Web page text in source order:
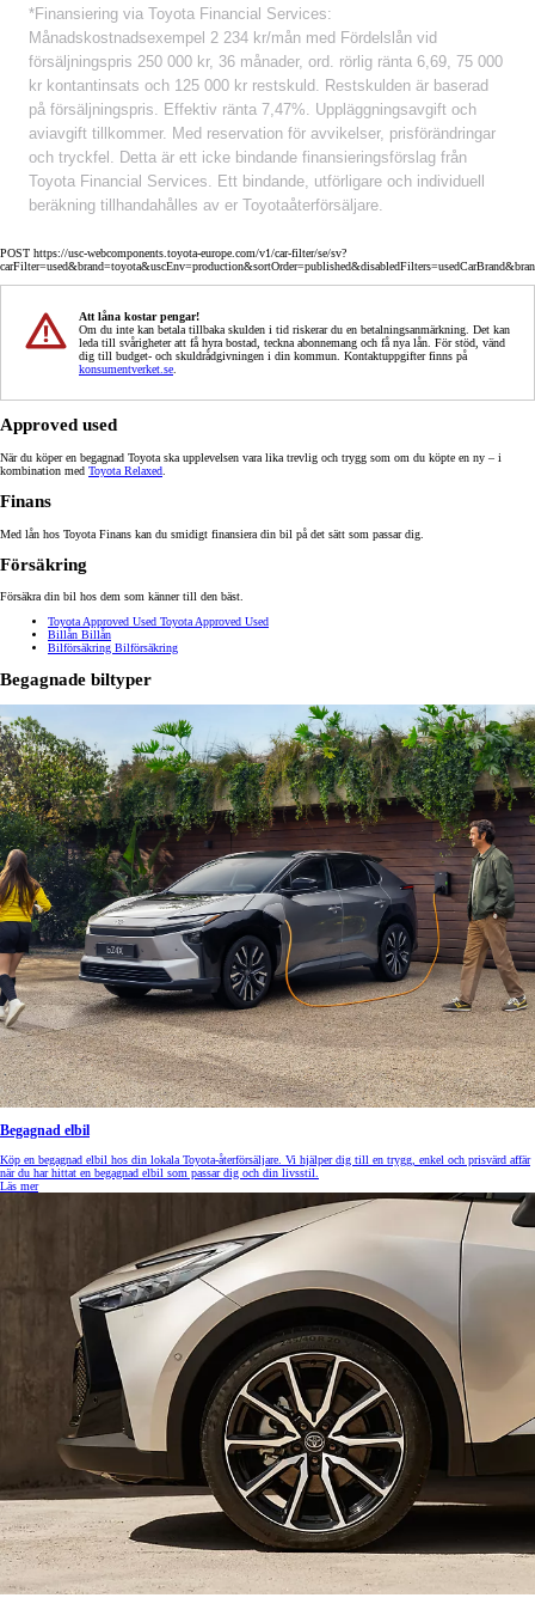
*Finansiering via Toyota Financial Services:
Månadskostnadsexempel 2 234 kr/mån med Fördelslån vid
försäljningspris 250 000 kr, 36 månader, ord. rörlig ränta 6,69, 75 000
kr kontantinsats och 125 000 kr restskuld. Restskulden är baserad
på försäljningspris. Effektiv ränta 7,47%. Uppläggningsavgift och
aviavgift tillkommer. Med reservation för avvikelser, prisförändringar
och tryckfel. Detta är ett icke bindande finansieringsförslag från
Toyota Financial Services. Ett bindande, utförligare och individuell
beräkning tillhandahålles av er Toyotaåterförsäljare.
POST https://usc-webcomponents.toyota-europe.com/v1/car-filter/se/sv?
Att låna kostar pengar!
Om du inte kan betala tillbaka skulden i tid riskerar du en betalningsanmärkning. Det kan
leda till svårigheter att få hyra bostad, teckna abonnemang och få nya lån. För stöd, vänd
dig till budget- och skuldrådgivningen i din kommun. Kontaktuppgifter finns på
konsumentverket.se
Approved used
När du köper en begagnad Toyota ska upplevelsen vara lika trevlig och trygg som om du köpte en ny – i
kombination med Toyota Relaxed
Finans
Med lån hos Toyota Finans kan du smidigt finansiera din bil på det sätt som passar dig.
Försäkring
Försäkra din bil hos dem som känner till den bäst.
Toyota Approved Used Toyota Approved Used
Billån Billån
Bilförsäkring Bilförsäkring
Begagnade biltyper
Begagnad elbil
Köp en begagnad elbil hos din lokala Toyota-återförsäljare. Vi hjälper dig till en trygg, enkel och prisvärd affär
när du har hittat en begagnad elbil som passar dig och din livsstil.
Läs mer